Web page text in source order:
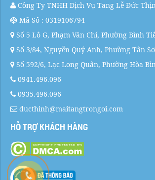
Công Ty TNHH Dịch Vụ Tang Lễ Đức
Mã Số : 0319106794
Số 5 Lô G, Phạm Văn Chí, Phường Bình
Số 3/84, Nguyễn Quý Anh, Phường Tân
Số 592/6, Lạc Long Quân, Phường Hòa
0941.496.096
0935.496.096
ducthinh@maitangtrongoi.com
HỖ TRỢ KHÁCH HÀNG